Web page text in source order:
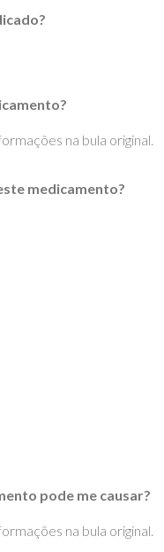
na bula original.
medicamento?
pode me causar?
na bula original.